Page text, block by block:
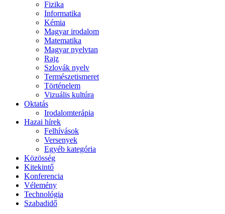
Fizika
Informatika
Kémia
Magyar irodalom
Matematika
Magyar nyelvtan
Rajz
Szlovák nyelv
Természetismeret
Történelem
Vizuális kultúra
Oktatás
Irodalomterápia
Hazai hírek
Felhívások
Versenyek
Egyéb kategória
Közösség
Kitekintő
Konferencia
Vélemény
Technológia
Szabadidő